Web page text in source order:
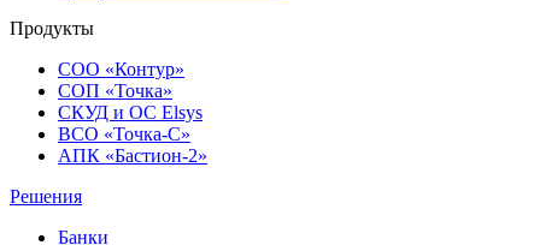
Продукты
СОО «Контур»
СОП «Точка»
СКУД и ОС Elsys
ВСО «Точка-С»
АПК «Бастион-2»
Решения
Банки